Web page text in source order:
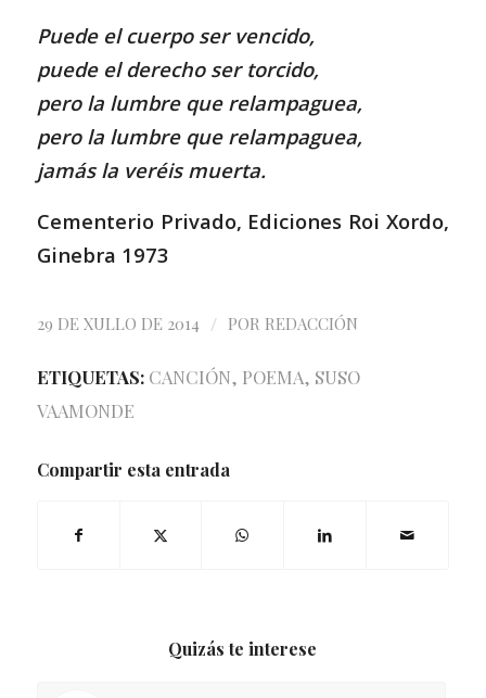
Puede el cuerpo ser vencido,
puede el derecho ser torcido,
pero la lumbre que relampaguea,
pero la lumbre que relampaguea,
jamás la veréis muerta.
Cementerio Privado, Ediciones Roi Xordo,
Ginebra 1973
29 DE XULLO DE 2014 / POR REDACCIÓN
ETIQUETAS: CANCIÓN, POEMA, SUSO
VAAMONDE
Compartir esta entrada
Quizás te interese